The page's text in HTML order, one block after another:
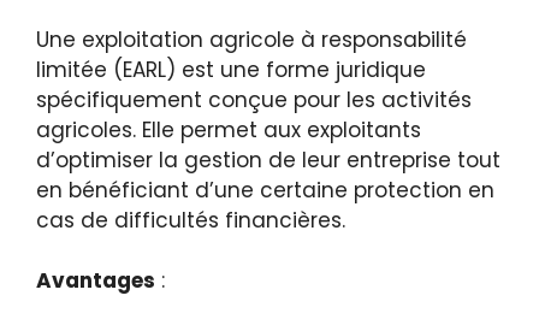
Une exploitation agricole à responsabilité
limitée (EARL) est une forme juridique
spécifiquement conçue pour les activités
agricoles. Elle permet aux exploitants
d’optimiser la gestion de leur entreprise tout
en bénéficiant d’une certaine protection en
cas de difficultés financières.
Avantages :